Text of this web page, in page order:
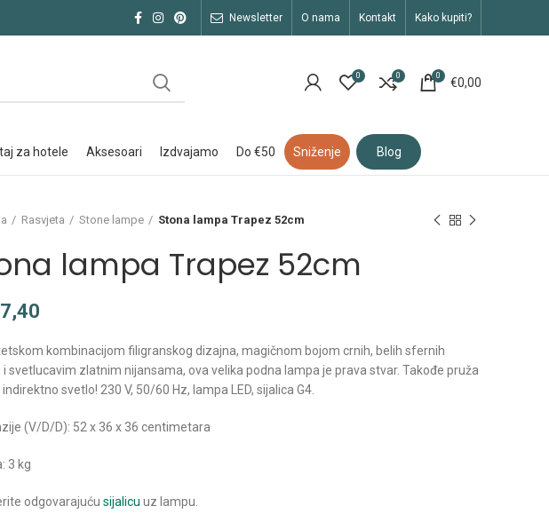
newsletter o nama kontakt kako kupiti?
0 0 0 €0,00
za hotele aksesoari izdvajamo do €50 sniženje blog
Rasvjeta Stone lampe Stona lampa Trapez 52cm
lampa Trapez 52cm
kombinacijom filigranskog dizajna, magičnom bojom crnih, belih sfernih
i svetlucavim zlatnim nijansama, ova velika podna lampa je prava stvar. Takođe pruža
svetlo! 230 V, 50/60 Hz, lampa LED, sijalica G4.
(V/D/D): 52 x 36 x 36 centimetara
3 kg
odgovarajuću sijalicu uz lampu.